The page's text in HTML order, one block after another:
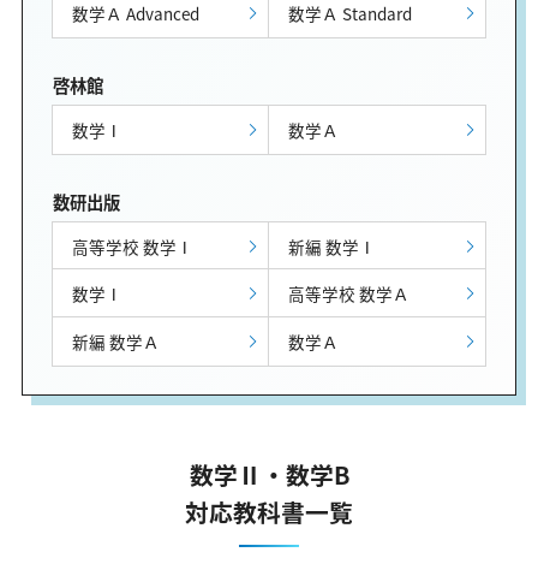
数学Ａ Advanced
数学Ａ Standard
啓林館
数学Ⅰ 数学Ａ
数研出版
高等学校 数学Ⅰ
新編 数学Ⅰ
数学Ⅰ
高等学校 数学Ａ
新編 数学Ａ
数学Ａ
数学Ⅱ・数学B
対応教科書一覧